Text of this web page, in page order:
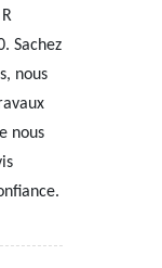
Sachez
nous
nous